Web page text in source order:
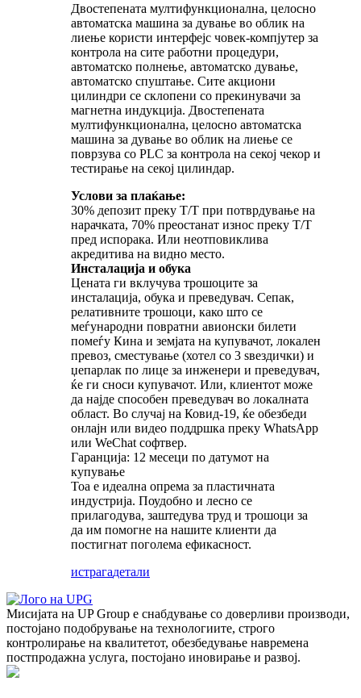
Двостепената мултифункционална, целосно
автоматска машина за дување во облик на
лиење користи интерфејс човек-компјутер за
контрола на сите работни процедури,
автоматско полнење, автоматско дување,
автоматско спуштање. Сите акциони
цилиндри се склопени со прекинувачи за
магнетна индукција. Двостепената
мултифункционална, целосно автоматска
машина за дување во облик на лиење се
поврзува со PLC за контрола на секој чекор и
тестирање на секој цилиндар.
Услови за плаќање:
30% депозит преку T/T при потврдување на
нарачката, 70% преостанат износ преку T/T
пред испорака. Или неотповиклива
акредитива на видно место.
Инсталација и обука
Цената ги вклучува трошоците за
инсталација, обука и преведувач. Сепак,
релативните трошоци, како што се
меѓународни повратни авионски билети
помеѓу Кина и земјата на купувачот, локален
превоз, сместување (хотел со 3 ѕвездички) и
џепарлак по лице за инженери и преведувач,
ќе ги сноси купувачот. Или, клиентот може
да најде способен преведувач во локалната
област. Во случај на Ковид-19, ќе обезбеди
онлајн или видео поддршка преку WhatsApp
или WeChat софтвер.
Гаранција: 12 месеци по датумот на
купување
Тоа е идеална опрема за пластичната
индустрија. Поудобно и лесно се
прилагодува, заштедува труд и трошоци за
да им помогне на нашите клиенти да
постигнат поголема ефикасност.
истрагадетали
Мисијата на UP Group е снабдување со доверливи производи,
постојано подобрување на технологиите, строго
контролирање на квалитетот, обезбедување навремена
постпродажна услуга, постојано иновирање и развој.